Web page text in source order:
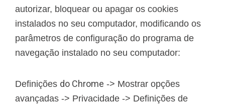
autorizar, bloquear ou apagar os cookies
instalados no seu computador, modificando os
parâmetros de configuração do programa de
navegação instalado no seu computador:
Definições do Chrome -> Mostrar opções
avançadas -> Privacidade -> Definições de